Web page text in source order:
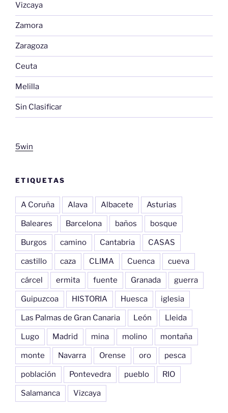
Vizcaya
Zamora
Zaragoza
Ceuta
Melilla
Sin Clasificar
5win
ETIQUETAS
A Coruña Alava Albacete Asturias
Baleares Barcelona baños bosque
Burgos camino Cantabria CASAS
castillo caza CLIMA Cuenca cueva
cárcel ermita fuente Granada guerra
Guipuzcoa HISTORIA Huesca iglesia
Las Palmas de Gran Canaria León Lleida
Lugo Madrid mina molino montaña
monte Navarra Orense oro pesca
población Pontevedra pueblo RIO
Salamanca Vizcaya